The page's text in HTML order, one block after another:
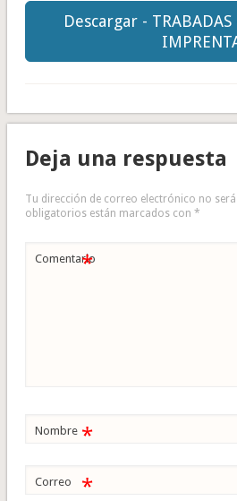
Descargar - TRABADAS
Deja una respuesta
Tu dirección de correo electrónico no
obligatorios están marcados con *
Comentario
*
Nombre *
Correo *